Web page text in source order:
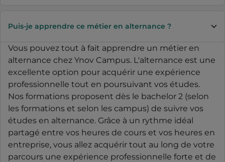
Puis-je apprendre ce métier en alternance ?
Vous pouvez tout à fait apprendre un métier en
alternance chez Ynov Campus. L'alternance est une
excellente option pour acquérir une expérience
professionnelle tout en poursuivant vos études.
Nos formations proposent dès le bachelor 2 (selon
les formations et selon les campus) de suivre vos
études en alternance. Grâce à un rythme idéal
partagé entre vos heures de cours et vos heures en
entreprise, vous allez acquérir tout au long de votre
parcours une expérience professionnelle forte et de